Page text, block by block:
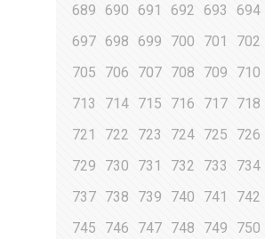
689
690 691 692 693 694
697 698 699 700 701 702
705
706 707 708 709 710
713
714 715 716 717 718
721
722 723 724 725 726
729
730 731 732 733 734
737 738 739 740 741 742
745
746 747 748 749 750